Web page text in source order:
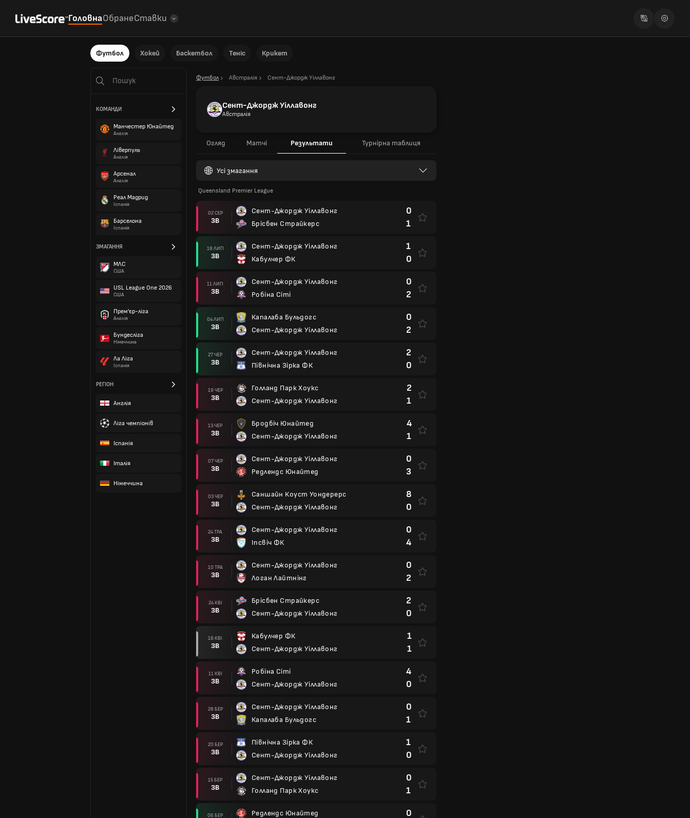
ГоловнаОбранеСтавки
Футбол Хокей Баскетбол Теніс Крикет
КОМАНДИ
Манчестер Юнайтед
Англія
Ліверпуль
Англія
Арсенал
Англія
Реал Мадрид
Іспанія
Барселона
Іспанія
ЗМАГАННЯ
МЛС
США
USL League One 2026
США
Прем'єр-ліга
Англія
Бундесліга
Німеччина
Ла Ліга
Іспанія
РЕГІОН
Англія
Ліга чемпіонів
Іспанія
Італія
Німеччина
Футбол Австралія Сент-Джордж Уіллавонг
Сент-Джордж Уіллавонг
Австралія
Огляд Матчі Результати Турнірна таблиця
Усі змагання
Queensland Premier League
02 СЕР
ЗВ
Сент-Джордж Уіллавонг
Брісбен Страйкерс
0
1
18 ЛИП
ЗВ
Сент-Джордж Уіллавонг
Кабулчер ФК
1
0
11 ЛИП
ЗВ
Сент-Джордж Уіллавонг
Робіна Сіті
0
2
04 ЛИП
ЗВ
Капалаба Бульдогс
Сент-Джордж Уіллавонг
0
2
27 ЧЕР
ЗВ
Сент-Джордж Уіллавонг
Північна Зірка ФК
2
0
19 ЧЕР
ЗВ
Голланд Парк Хоукс
Сент-Джордж Уіллавонг
2
1
13 ЧЕР
ЗВ
Бродбіч Юнайтед
Сент-Джордж Уіллавонг
4
1
07 ЧЕР
ЗВ
Сент-Джордж Уіллавонг
Редлендс Юнайтед
0
3
03 ЧЕР
ЗВ
Саншайн Коуст Уондерерс
Сент-Джордж Уіллавонг
8
0
24 ТРА
ЗВ
Сент-Джордж Уіллавонг
Іпсвіч ФК
0
4
10 ТРА
ЗВ
Сент-Джордж Уіллавонг
Логан Лайтнінг
0
2
24 КВІ
ЗВ
Брісбен Страйкерс
Сент-Джордж Уіллавонг
2
0
18 КВІ
ЗВ
Кабулчер ФК
Сент-Джордж Уіллавонг
1
1
11 КВІ
ЗВ
Робіна Сіті
Сент-Джордж Уіллавонг
4
0
28 БЕР
ЗВ
Сент-Джордж Уіллавонг
Капалаба Бульдогс
0
1
20 БЕР
ЗВ
Північна Зірка ФК
Сент-Джордж Уіллавонг
1
0
15 БЕР
ЗВ
Сент-Джордж Уіллавонг
Голланд Парк Хоукс
0
1
06 БЕР
Редлендс Юнайтед
0